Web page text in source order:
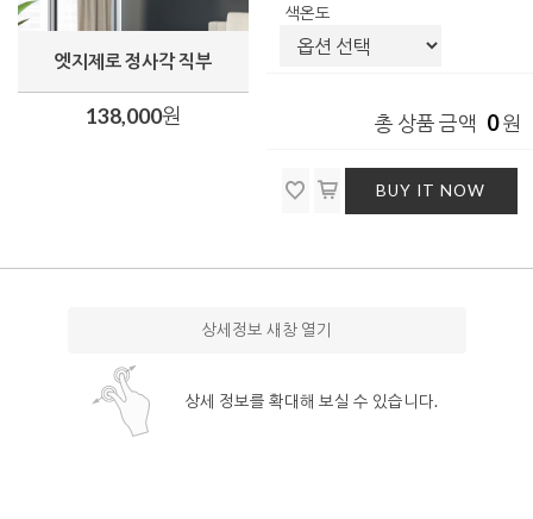
엣지제로 정사각 직부
138,000원
색온도
총 상품 금액 0원
BUY IT NOW
상세정보 새창 열기
상세 정보를 확대해 보실 수 있습니다.